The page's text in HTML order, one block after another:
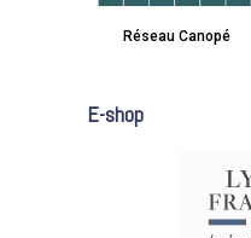
Réseau Canopé
E-shop